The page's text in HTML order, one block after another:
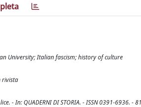
University; Italian fascism; history of culture
rivista
- In: QUADERNI DI STORIA. - ISSN 0391-6936. -